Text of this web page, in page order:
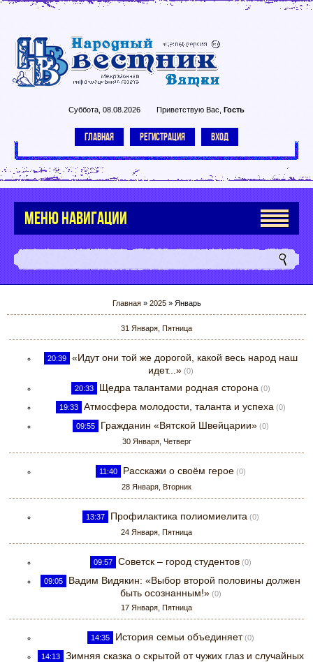
Суббота, 08.08.2026 Приветствую Вас Гость
ГЛАВНАЯ РЕГИСТРАЦИЯ ВХОД
МЕНЮ НАВИГАЦИИ
Главная» 2025 » Январь
31 Января, Пятница
20:39
«Идут они той же дорогой, какой весь народ наш
идет...» (0)
20:33 Щедра талантами родная сторона (0)
19:33 Атмосфера молодости, таланта и успеха (0)
09:55 Гражданин «Вятской Швейцарии» (0)
30 Января, Четверг
11:40 Расскажи о своём герое (0)
28 Января, Вторник
13:37 Профилактика полиомиелита (0)
24 Января, Пятница
09:57 Советск – город студентов (0)
09:05
Вадим Видякин: «Выбор второй половины должен
быть осознанным!» (0)
17 Января, Пятница
14:35 История семьи объединяет (0)
14:13
Зимняя сказка о скрытой от чужих глаз и случайных